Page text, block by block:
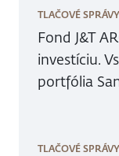
TLAČOVÉ SPRÁVY
Fond J&T
investíciu.
portfólia
TLAČOVÉ SPRÁVY